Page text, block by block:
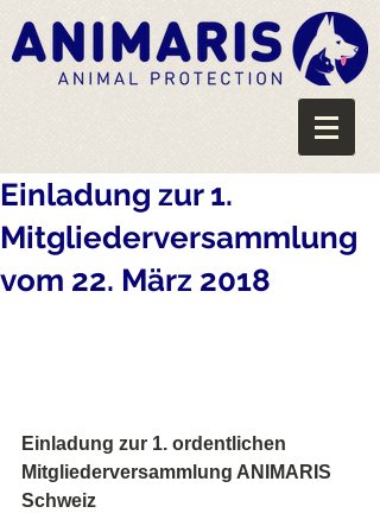
Einladung zur 1.
Mitgliederversammlung
vom 22. März 2018
Einladung zur 1. ordentlichen
Mitgliederversammlung ANIMARIS
Schweiz